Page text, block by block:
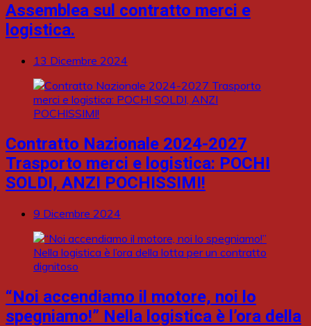
Assemblea sul contratto merci e
logistica.
13 Dicembre 2024
Contratto Nazionale 2024-2027
Trasporto merci e logistica: POCHI
SOLDI, ANZI POCHISSIMI!
9 Dicembre 2024
“Noi accendiamo il motore, noi lo
spegniamo!” Nella logistica è l’ora della